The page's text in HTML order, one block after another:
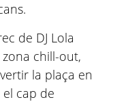
de DJ Lola
chill-out,
la plaça en
cap de